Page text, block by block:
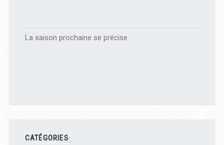
La saison prochaine se précise
CATÉGORIES